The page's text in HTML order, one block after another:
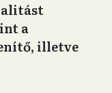
a
illetve